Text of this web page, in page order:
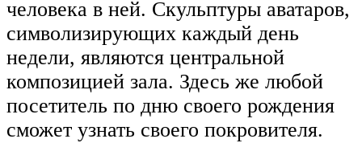
человека в ней. Скульптуры аватаров,
символизирующих каждый день
недели, являются центральной
композицией зала. Здесь же любой
посетитель по дню своего рождения
сможет узнать своего покровителя.